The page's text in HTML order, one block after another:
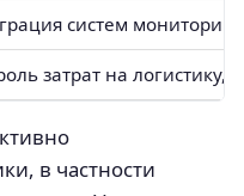
систем
затрат на
в частности